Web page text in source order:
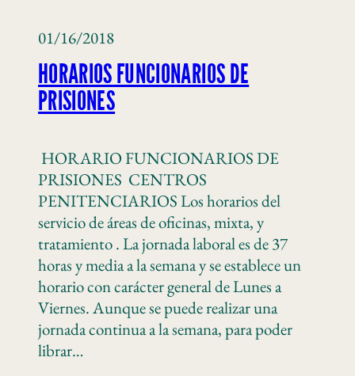
01/16/2018
HORARIOS FUNCIONARIOS DE
PRISIONES
HORARIO FUNCIONARIOS DE
PRISIONES CENTROS
PENITENCIARIOS Los horarios del
servicio de áreas de oficinas, mixta, y
tratamiento . La jornada laboral es de 37
horas y media a la semana y se establece un
horario con carácter general de Lunes a
Viernes. Aunque se puede realizar una
jornada continua a la semana, para poder
librar…